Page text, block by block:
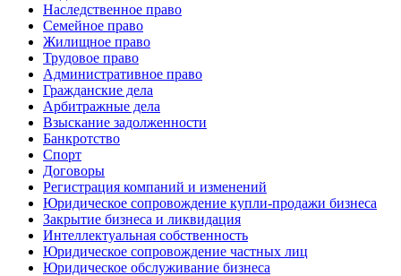
Наследственное право
Семейное право
Жилищное право
Трудовое право
Административное право
Гражданские дела
Арбитражные дела
Взыскание задолженности
Банкротство
Спорт
Договоры
Регистрация компаний и изменений
Юридическое сопровождение купли-продажи бизнеса
Закрытие бизнеса и ликвидация
Интеллектуальная собственность
Юридическое сопровождение частных лиц
Юридическое обслуживание бизнеса